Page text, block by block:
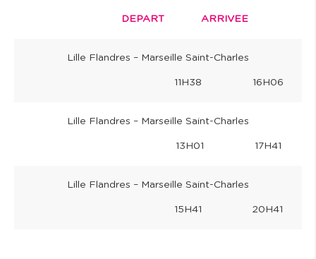
DEPART ARRIVEE
Lille Flandres – Marseille Saint-Charles
11H38 16H06
Lille Flandres – Marseille Saint-Charles
13H01 17H41
Lille Flandres – Marseille Saint-Charles
15H41 20H41